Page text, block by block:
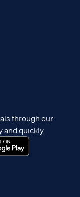
through our
and quickly.